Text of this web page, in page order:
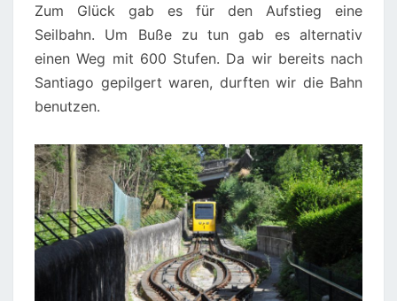
Zum Glück gab es für den Aufstieg eine
Seilbahn. Um Buße zu tun gab es alternativ
einen Weg mit 600 Stufen. Da wir bereits nach
Santiago gepilgert waren, durften wir die Bahn
benutzen.